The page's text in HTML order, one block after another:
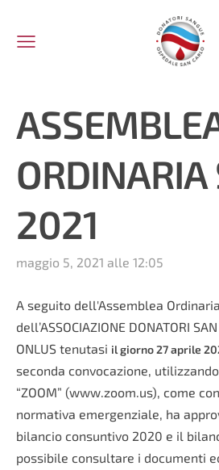
ORDINARIA
2021
maggio 5, 2021 alle 12:05
A seguito dell'Assemblea
dell’ASSOCIAZIONE DONATORI
ONLUS tenutasi il giorno 27 aprile
seconda convocazione,
“ZOOM” (www.zoom.us), come
normativa emergenziale, ha
bilancio consuntivo 2020 e il
possibile consultare i documenti